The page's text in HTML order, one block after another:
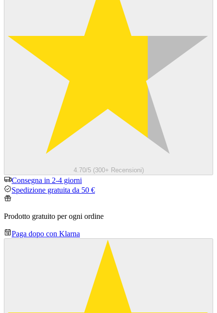
4.70/5 (300+ Recensioni)
Consegna in 2-4 giorni
Spedizione gratuita da 50 €
Prodotto gratuito per ogni ordine
Paga dopo con Klarna